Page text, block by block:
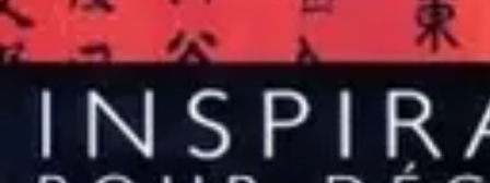
Jardinage Petits Espaces
Plantes adaptées
EquipementAménagementTendances Conseils
Jardinage Petits Espaces